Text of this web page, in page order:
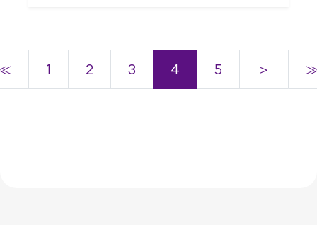
1 2 3 4 5 ＞